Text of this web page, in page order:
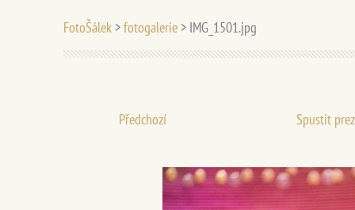
FotoŠálek >fotogalerie > IMG_1501.jpg
Předchozí Spustit